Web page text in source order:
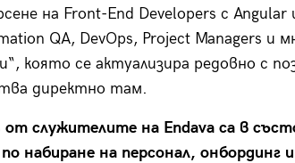
на Front-End Developers с Angular
QA, DevOps, Project Managers и
която се актуализира редовно с
директно там.
от служителите на Endava са в
набиране на персонал, онбординг